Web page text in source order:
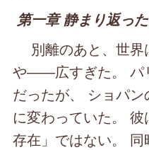
第一章 静まり返っ
別離のあと、世界
や――広すぎた。 パ
だったが、 ショパ
に変わっていた。
存在」ではない。